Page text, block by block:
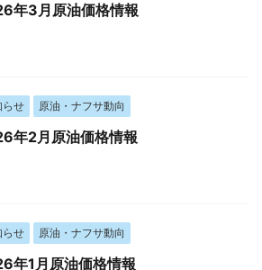
年3月原油価格情報
らせ 原油・ナフサ動向
年2月原油価格情報
らせ 原油・ナフサ動向
年1月原油価格情報